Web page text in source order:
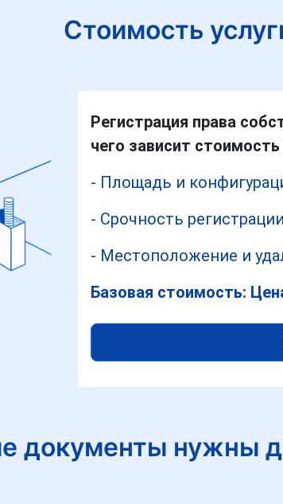
Стоимость
Регистрация права
чего зависит
- Площадь и
- Срочность регистрации
- Местоположение и
Базовая стоимость:
документы нужны